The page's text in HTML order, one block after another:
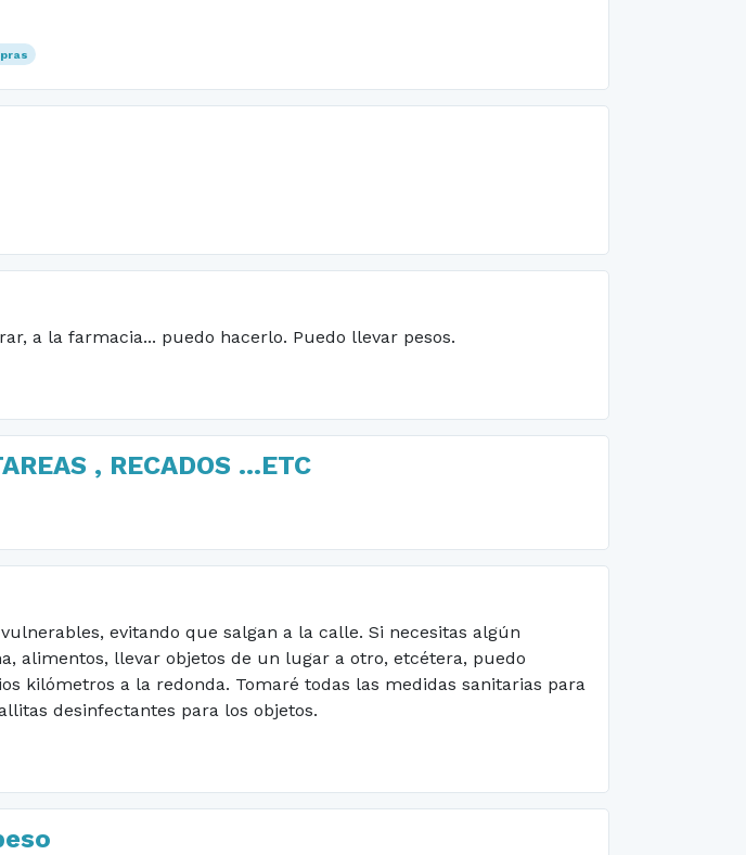
a la farmacia... puedo hacerlo. Puedo llevar pesos.
, RECADOS ...ETC
evitando que salgan a la calle. Si necesitas algún
alimentos, llevar objetos de un lugar a otro, etcétera, puedo
kilómetros a la redonda. Tomaré todas las medidas sanitarias para
desinfectantes para los objetos.